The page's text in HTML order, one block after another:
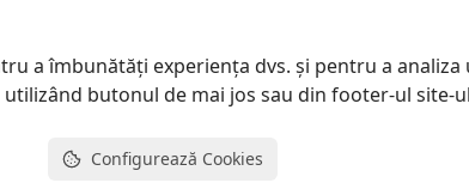
a îmbunătăți experiența dvs. și pentru a analiza
butonul de mai jos sau din footer-ul site-
Configurează Cookies